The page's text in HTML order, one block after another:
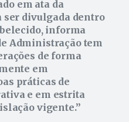
em ata da
ser divulgada dentro
informa
Administração tem
de forma
em
práticas de
e em estrita
vigente.